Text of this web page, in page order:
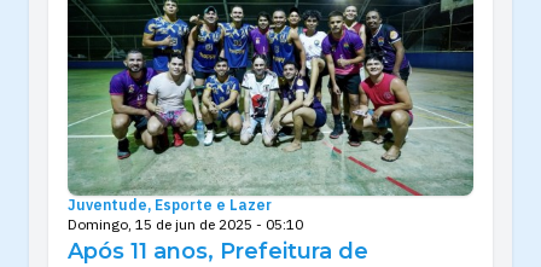
Juventude, Esporte e Lazer
Domingo, 15 de jun de 2025 - 05:10
Após 11 anos, Prefeitura de